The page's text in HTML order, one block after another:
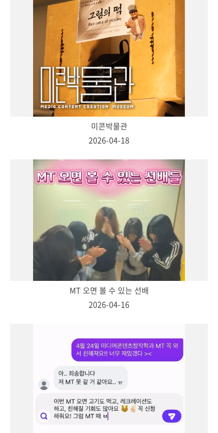
미콘박물관
2026-04-18
MT 오면 볼 수 있는 선배
2026-04-16